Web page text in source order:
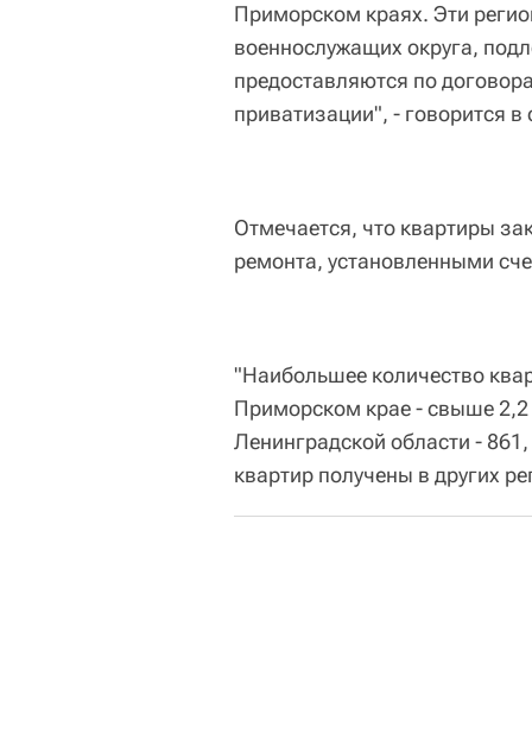
Приморском краях. Эти
военнослужащих округа,
предоставляются по
приватизации", - говорится
Отмечается, что квартиры
ремонта, установленными
"Наибольшее количество
Приморском крае - свыше 2,2
Ленинградской области -
квартир получены в других